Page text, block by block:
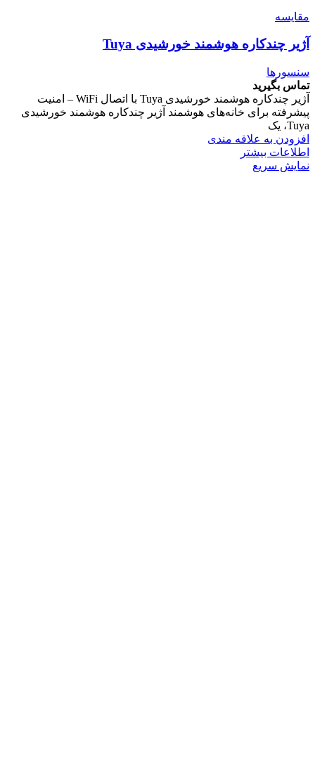
مقایسه
آژیر چندکاره هوشمند خورشیدی Tuya
سنسورها
تماس بگیرید
آژیر چندکاره هوشمند خورشیدی Tuya با اتصال WiFi – امنیت
پیشرفته برای خانه‌های هوشمند آژیر چندکاره هوشمند خورشیدی
Tuya، یک
افزودن به علاقه مندی
اطلاعات بیشتر
نمایش سریع